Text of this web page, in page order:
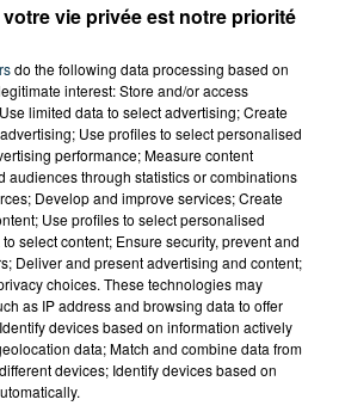
vie privée est notre priorité
do the following data processing based on
interest: Store and/or access
limited data to select advertising; Create
Use profiles to select personalised
performance; Measure content
audiences through statistics or combinations
Develop and improve services; Create
Use profiles to select personalised
select content; Ensure security, prevent and
Deliver and present advertising and content;
choices. These technologies may
as IP address and browsing data to offer
devices based on information actively
data; Match and combine data from
devices; Identify devices based on